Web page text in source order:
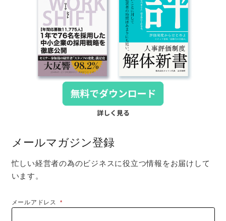
メールマガジン登録
忙しい経営者の為のビジネスに役立つ情報をお届けして
います。
メールアドレス*